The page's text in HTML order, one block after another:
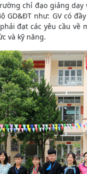
chỉ đạo giảng
GD&ĐT như: GV có
đạt các yêu cầu
và kỹ năng.